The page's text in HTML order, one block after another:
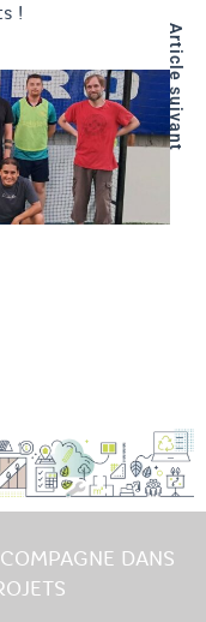
!
Article suivant
DANS